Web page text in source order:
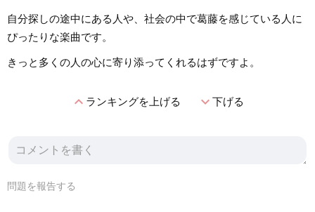
自分探しの途中にある人や、社会の中で葛藤を感じている人に
ぴったりな楽曲です。
きっと多くの人の心に寄り添ってくれるはずですよ。
expand_lessランキングを上げる expand_more下げる
問題を報告する